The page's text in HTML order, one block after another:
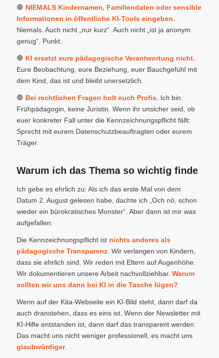
🛑 NIEMALS Kindernamen, Familiendaten oder sensible
Informationen in öffentliche KI-Tools eingeben.
Niemals. Auch nicht „nur kurz“. Auch nicht „ist ja anonym
genug“. Punkt.
🛑 KI ersetzt eure pädagogische Verantwortung nicht.
Eure Beobachtung, eure Beziehung, euer Bauchgefühl mit
dem Kind, das ist und bleibt unersetzlich.
🛑 Bei rechtlichen Fragen holt euch Profis. Ich bin
Frühpädagogin, keine Juristin. Wenn ihr unsicher seid, ob
euer konkreter Fall unter die Kennzeichnungspflicht fällt:
Sprecht mit eurem Datenschutzbeauftragten oder eurem
Träger.
Warum ich das Thema so wichtig finde
Ich gebe es ehrlich zu: Als ich das erste Mal von dem
Datum 2. August gelesen habe, dachte ich „Och nö, schon
wieder ein bürokratisches Monster“. Aber dann ist mir was
aufgefallen:
Die Kennzeichnungspflicht ist nichts anderes als
pädagogische Transparenz. Wir verlangen von Kindern,
dass sie ehrlich sind. Wir reden mit Eltern auf Augenhöhe.
Wir dokumentieren unsere Arbeit nachvollziehbar. Warum
sollten wir uns dann bei KI in die Tasche lügen?
Wenn auf der Kita-Webseite ein KI-Bild steht, dann darf da
auch dranstehen, dass es eins ist. Wenn der Newsletter mit
KI-Hilfe entstanden ist, dann darf das transparent werden.
Das macht uns nicht weniger professionell, es macht uns
glaubwürdiger.